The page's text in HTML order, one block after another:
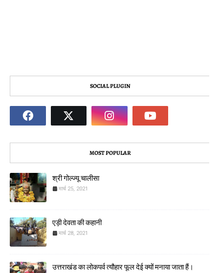
SOCIAL PLUGIN
MOST POPULAR
श्री गोल्ज्यू चालीसा
मार्च 25, 2021
एड़ी देवता की कहानी
मार्च 28, 2021
उत्तराखंड का लोकपर्व त्यौहार फूल देई क्यों मनाया जाता हैं।